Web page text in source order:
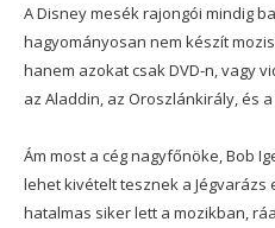
A Disney mesék rajongói mindig
hagyományosan nem készít
hanem azokat csak DVD-n, vagy
az Aladdin, az Oroszlánkirály, és
Ám most a cég nagyfőnöke, Bob
lehet kivételt tesznek a Jégvarázs
hatalmas siker lett a mozikban,